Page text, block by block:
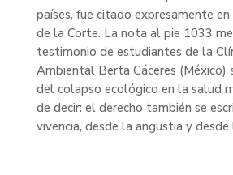
países, fue citado expresamente
de la Corte. La nota al pie 1033
testimonio de estudiantes de la
Ambiental Berta Cáceres (México)
del colapso ecológico en la salud
de decir: el derecho también se
vivencia, desde la angustia y desde